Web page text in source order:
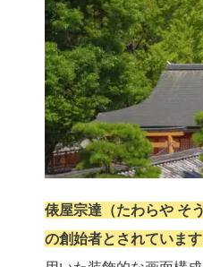
俵屋宗達（たわらや そ
の創始者とされています